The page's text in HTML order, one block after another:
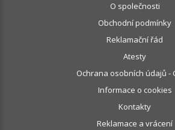
O společnosti
Obchodní podmínky
Reklamační řád
Atesty
Ochrana osobních údajů -
Informace o cookies
Kontakty
Reklamace a vrácení